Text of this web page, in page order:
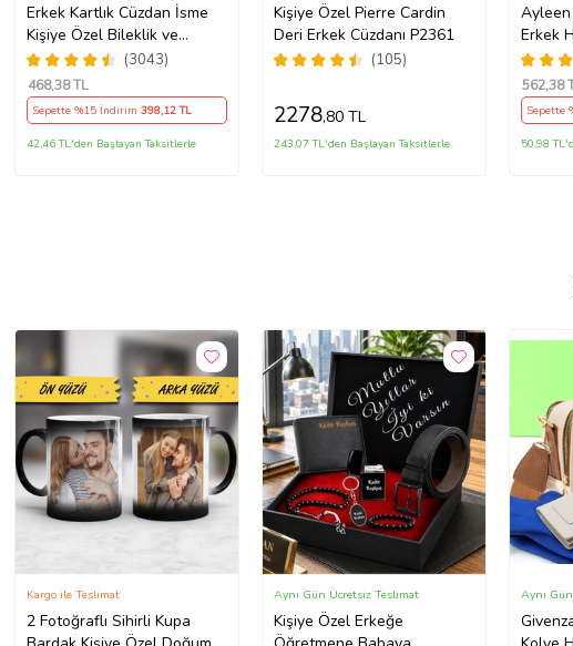
Erkek Kartlık Cüzdan İsme
Kişiye Özel Bileklik ve
Anahtarlık Hediye (Siyah)
(3043)
468,38 TL
Sepette %15 İndirim 398,12 TL
42,46 TL'den Başlayan Taksitlerle
Kişiye Özel Pierre Cardin
Deri Erkek Cüzdanı P2361
(105)
2278,80 TL
243,07 TL'den Başlayan Taksitlerle
Ayleen
Erkek
562,38
Sepette
50,98
2 Fotoğraflı Sihirli Kupa
Kargo ile Teslimat
Kişiye Özel Erkeğe
Aynı Gün Ücretsiz Teslimat Aynı